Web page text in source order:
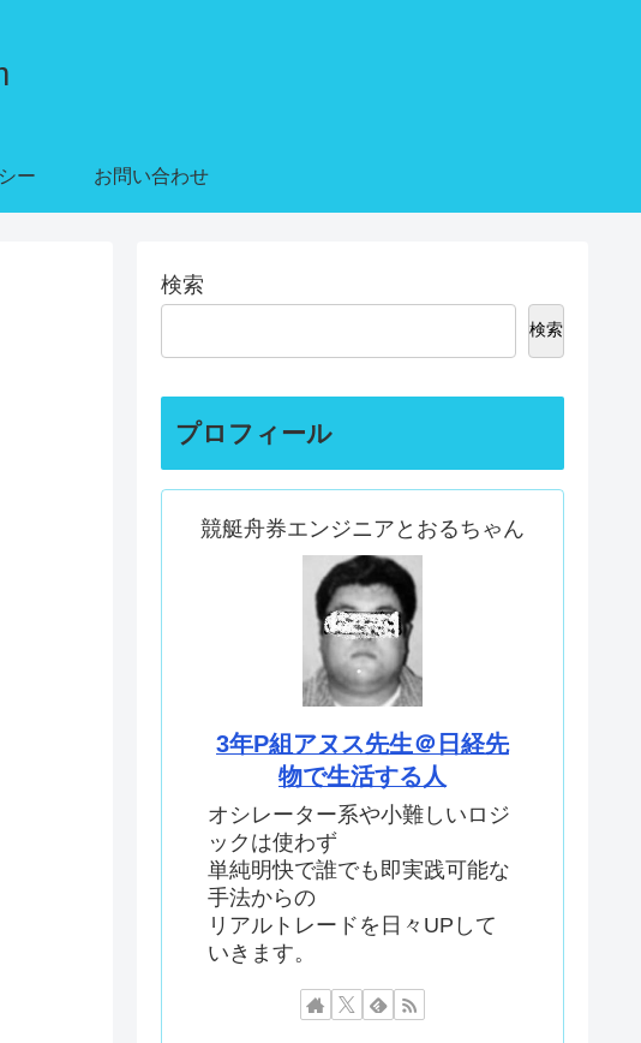
ー お問い合わせ
検索
検索
プロフィール
競艇舟券エンジニアとおるちゃん
3年P組アヌス先生＠日経先
物で生活する人
オシレーター系や小難しいロジ
ックは使わず
単純明快で誰でも即実践可能な
手法からの
リアルトレードを日々UPして
いきます。